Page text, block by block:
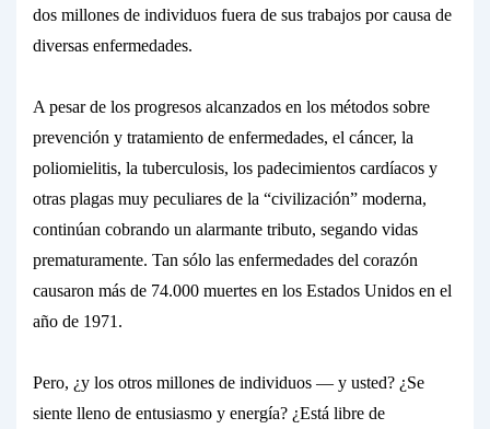
dos millones de individuos fuera de sus trabajos por causa de
diversas enfermedades.
A pesar de los progresos alcanzados en los métodos sobre
prevención y tratamiento de enfermedades, el cáncer, la
poliomielitis, la tuberculosis, los padecimientos cardíacos y
otras plagas muy peculiares de la “civilización” moderna,
continúan cobrando un alarmante tributo, segando vidas
prematuramente. Tan sólo las enfermedades del corazón
causaron más de 74.000 muertes en los Estados Unidos en el
año de 1971.
Pero, ¿y los otros millones de individuos — y usted? ¿Se
siente lleno de entusiasmo y energía? ¿Está libre de